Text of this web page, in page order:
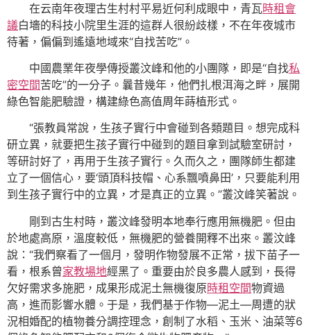
在云南年夜理古生村村平易近何利成眼中，青瓦時租會
議白墻的科技小院里生涯的這群人很紛歧樣，不在年夜城市
待著，偏偏到遙遠地域來“自找苦吃”。
中國農業年夜學傳授叢汶峰和他的小團隊，即是“自找私
密空間苦吃”的一分子。曩昔幾年，他們扎根洱海之畔，展開
綠色智能肥驗證，構建綠色高值周年蒔植形式。
“張教員常說，生孩子實行中會碰到各類題目。想完成科
研立異，就要把生孩子實行中碰到的題目拿到試驗室研討，
等研討好了，再用于生孩子實行。久而久之，團隊師生都建
立了一個信心，要‘頭頂科技帽、心系飄噴鼻田’，只要能利用
到生孩子實行中的立異，才是真正的立異。”叢汶峰笑著說。
剛到古生村時，叢汶峰發明本地奉行應用無機肥。但由
於地處高原，溫度較低，無機肥的營養開釋不出來。叢汶峰
說：“我們察看了一個月，發明作物發展不正常，拔下苗子一
看，根系曾家教場地經黑了。重要由於良多農人感到，長得
欠好需求多施肥，成果形成泥土無機復原時租空間物資過
高，進而影響水體。于是，我們基于作物—泥土—周遭的狀
況相婚配的植物養分調控理念，創制了水稻、玉米、油菜等6